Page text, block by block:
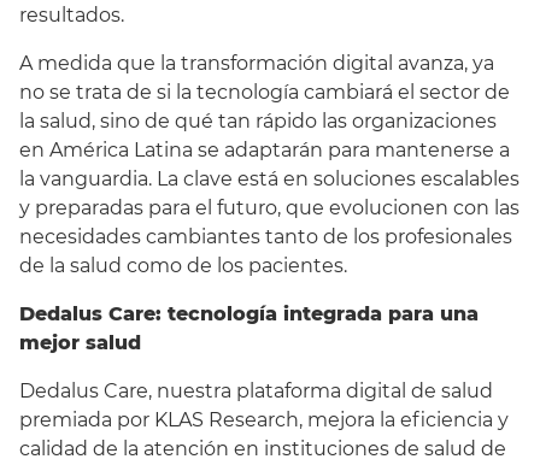
resultados.
A medida que la transformación digital avanza, ya
no se trata de si la tecnología cambiará el sector de
la salud, sino de qué tan rápido las organizaciones
en América Latina se adaptarán para mantenerse a
la vanguardia. La clave está en soluciones escalables
y preparadas para el futuro, que evolucionen con las
necesidades cambiantes tanto de los profesionales
de la salud como de los pacientes.
Dedalus Care: tecnología integrada para una
mejor salud
Dedalus Care, nuestra plataforma digital de salud
premiada por KLAS Research, mejora la eficiencia y
calidad de la atención en instituciones de salud de